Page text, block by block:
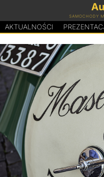
SAMOCHODY
AKTUALNOŚCI